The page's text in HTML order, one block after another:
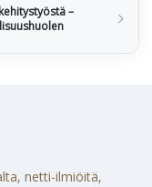
–
netti-ilmiöitä,